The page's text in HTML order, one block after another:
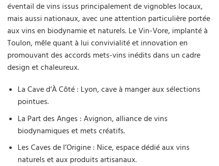
éventail de vins issus principalement de vignobles locaux,
mais aussi nationaux, avec une attention particulière portée
aux vins en biodynamie et naturels. Le Vin-Vore, implanté à
Toulon, mêle quant à lui convivialité et innovation en
promouvant des accords mets-vins inédits dans un cadre
design et chaleureux.
La Cave d’À Côté : Lyon, cave à manger aux sélections
pointues.
La Part des Anges : Avignon, alliance de vins
biodynamiques et mets créatifs.
Les Caves de l’Origine : Nice, espace dédié aux vins
naturels et aux produits artisanaux.